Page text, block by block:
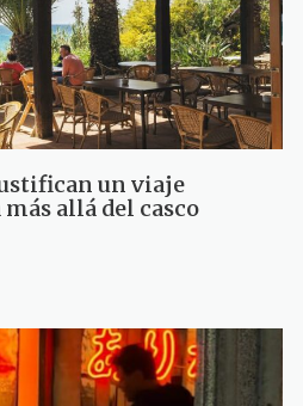
un viaje
allá del casco